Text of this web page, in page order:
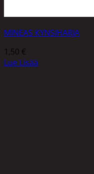
MINEAS KYNSIHARJA
1,50 €
Lue Lisää